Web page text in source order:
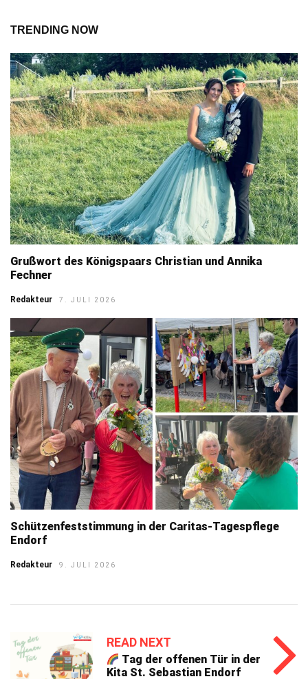
TRENDING NOW
Grußwort des Königspaars Christian und Annika
Fechner
Redakteur 7. JULI 2026
Schützenfeststimmung in der Caritas-Tagespflege
Endorf
Redakteur 9. JULI 2026
READ NEXT
Tag der offenen Tür in der
Kita St. Sebastian Endorf